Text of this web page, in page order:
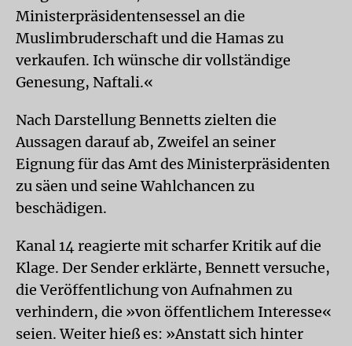
Ministerpräsidentensessel an die
Muslimbruderschaft und die Hamas zu
verkaufen. Ich wünsche dir vollständige
Genesung, Naftali.«
Nach Darstellung Bennetts zielten die
Aussagen darauf ab, Zweifel an seiner
Eignung für das Amt des Ministerpräsidenten
zu säen und seine Wahlchancen zu
beschädigen.
Kanal 14 reagierte mit scharfer Kritik auf die
Klage. Der Sender erklärte, Bennett versuche,
die Veröffentlichung von Aufnahmen zu
verhindern, die »von öffentlichem Interesse«
seien. Weiter hieß es: »Anstatt sich hinter